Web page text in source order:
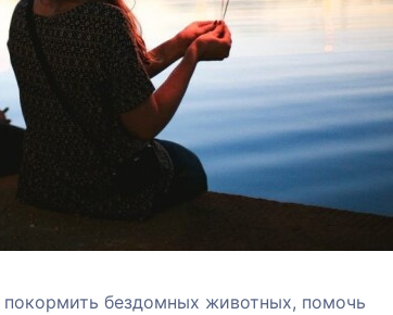
бездомных животных, помочь